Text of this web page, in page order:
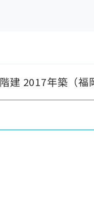
建 2017年築（